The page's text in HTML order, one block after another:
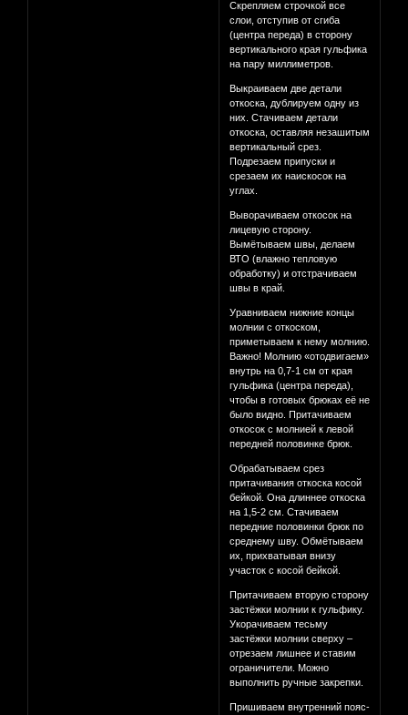
Скрепляем строчкой все
слои, отступив от сгиба
(центра переда) в сторону
вертикального края гульфика
на пару миллиметров.
Выкраиваем две детали
откоска, дублируем одну из
них. Стачиваем детали
откоска, оставляя незашитым
вертикальный срез.
Подрезаем припуски и
срезаем их наискосок на
углах.
Выворачиваем откосок на
лицевую сторону.
Вымётываем швы, делаем
ВТО (влажно тепловую
обработку) и отстрачиваем
швы в край.
Уравниваем нижние концы
молнии с откоском,
приметываем к нему молнию.
Важно! Молнию «отодвигаем»
внутрь на 0,7-1 см от края
гульфика (центра переда),
чтобы в готовых брюках её не
было видно. Притачиваем
откосок с молнией к левой
передней половинке брюк.
Обрабатываем срез
притачивания откоска косой
бейкой. Она длиннее откоска
на 1,5-2 см. Стачиваем
передние половинки брюк по
среднему шву. Обмётываем
их, прихватывая внизу
участок с косой бейкой.
Притачиваем вторую сторону
застёжки молнии к гульфику.
Укорачиваем тесьму
застёжки молнии сверху –
отрезаем лишнее и ставим
ограничители. Можно
выполнить ручные закрепки.
Пришиваем внутренний пояс-